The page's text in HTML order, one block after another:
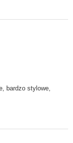
bardzo stylowe,